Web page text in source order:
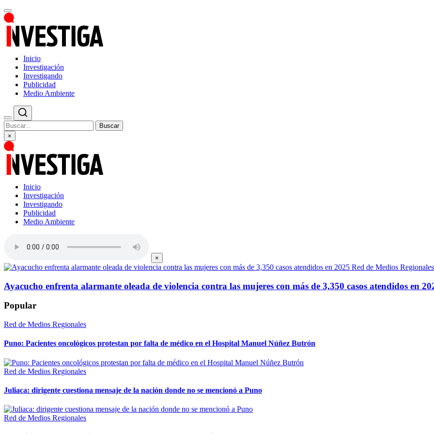
Inicio
Investigación
Investigando
Publicidad
Medio Ambiente
Buscar
×
Inicio
Investigación
Investigando
Publicidad
Medio Ambiente
×
Red de Medios Regionales
Ayacucho enfrenta alarmante oleada de violencia contra las mujeres con más de 3,350 casos atendidos en
Popular
Red de Medios Regionales
Puno: Pacientes oncológicos protestan por falta de médico en el Hospital Manuel Núñez Butrón
Red de Medios Regionales
Juliaca: dirigente cuestiona mensaje de la nación donde no se mencionó a Puno
Red de Medios Regionales